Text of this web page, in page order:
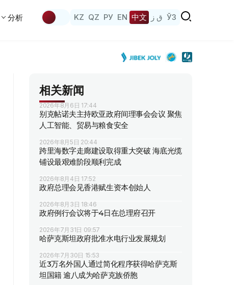
分析 KZ QZ РУ EN 中文 ق ز ЎЗ
相关新闻
2026年8月6日 17:44
别克帖诺夫主持欧亚政府间理事会会议 聚焦
人工智能、贸易与粮食安全
2026年8月5日 20:44
跨里海数字走廊建设取得重大突破 海底光缆
铺设最艰难阶段顺利完成
2026年8月4日 17:52
政府总理会见香港赋生资本创始人
2026年8月3日 18:46
政府例行会议将于4日在总理府召开
2026年7月31日 09:57
哈萨克斯坦政府批准水电行业发展规划
2026年7月30日 15:53
近3万名外国人通过简化程序获得哈萨克斯
坦国籍 逾八成为哈萨克族侨胞